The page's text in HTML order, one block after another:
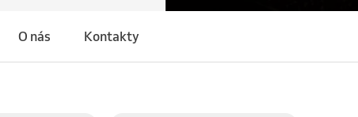
O nás Kontakty